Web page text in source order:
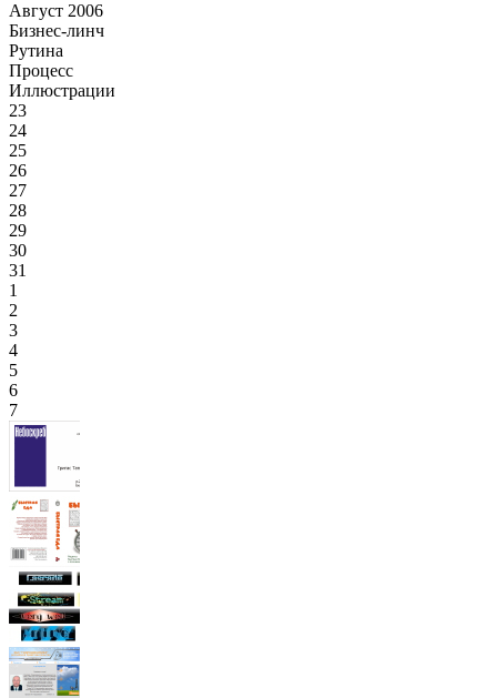
Август 2006
Бизнес-линч
Рутина
Процесс
Иллюстрации
23
24
25
26
27
28
29
30
31
1
2
3
4
5
6
7